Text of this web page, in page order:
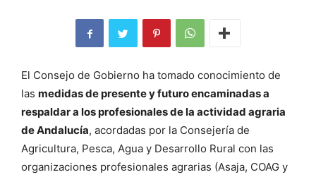
El Consejo de Gobierno ha tomado conocimiento de
las medidas de presente y futuro encaminadas a
respaldar a los profesionales de la actividad agraria
de Andalucía, acordadas por la Consejería de
Agricultura, Pesca, Agua y Desarrollo Rural con las
organizaciones profesionales agrarias (Asaja, COAG y